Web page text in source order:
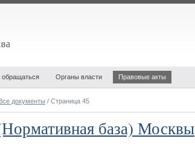
обращаться Органы власти Правовые акты
документы / Страница 45
база) Москвы